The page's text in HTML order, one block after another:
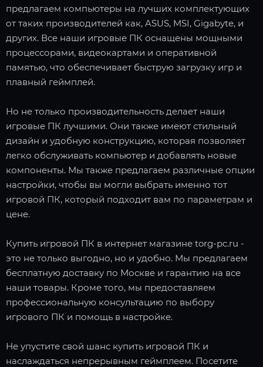
предлагаем компьютеры на лучших комплектующих
от таких производителей как, ASUS, MSI, Gigabyte, и
других. Все наши игровые ПК оснащены мощными
процессорами, видеокартами и оперативной
памятью, что обеспечивает быструю загрузку игр и
плавный геймплей.
Но не только производительность делает наши
игровые ПК лучшими. Они также имеют стильный
дизайн и удобную конструкцию, которая позволяет
легко обслуживать компьютер и добавлять новые
компоненты. Мы также предлагаем различные опции
настройки, чтобы вы могли выбрать именно тот
игровой ПК, который подходит вам по параметрам и
цене.
Купить игровой ПК в интернет магазине torg-pc.ru -
это не только выгодно, но и удобно. Мы предлагаем
бесплатную доставку по Москве и гарантию на все
наши товары. Кроме того, мы предоставляем
профессиональную консультацию по выбору
игрового ПК и помощь в настройке.
Не упустите свой шанс купить игровой ПК и
наслаждаться непрерывным геймплеем. Посетите